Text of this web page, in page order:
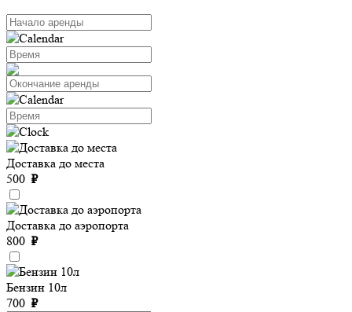
Доставка до места
500 ₽
Доставка до аэропорта
800 ₽
Бензин 10л
700 ₽